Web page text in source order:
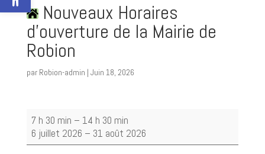
Nouveaux Horaires
d'ouverture de la Mairie de
Robion
par Robion-admin | Juin 18, 2026
Nouveaux
Horaires
d'ouverture
7 h 30 min – 14 h 30 min
6 juillet 2026 – 31 août 2026